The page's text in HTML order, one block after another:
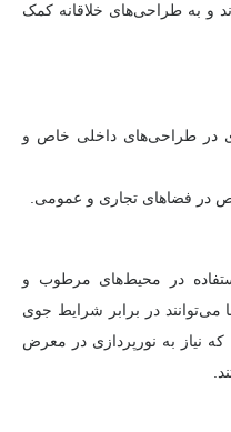
و به طراحی‌های خلاقانه کمک
در طراحی‌های داخلی خاص و
در فضاهای تجاری و عمومی.
در محیط‌های مرطوب و
در برابر شرایط جوی
نیاز به نورپردازی در معرض